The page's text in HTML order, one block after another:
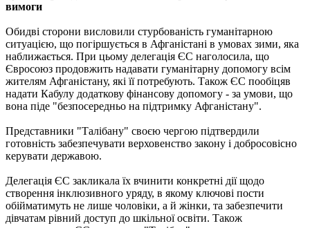
вимоги
Обидві сторони висловили стурбованість гуманітарною
ситуацією, що погіршується в Афганістані в умовах зими, яка
наближається. При цьому делегація ЄС наголосила, що
Євросоюз продовжить надавати гуманітарну допомогу всім
жителям Афганістану, які її потребують. Також ЄС пообіцяв
надати Кабулу додаткову фінансову допомогу - за умови, що
вона піде "безпосередньо на підтримку Афганістану".
Представники "Талібану" своєю чергою підтвердили
готовність забезпечувати верховенство закону і добросовісно
керувати державою.
Делегація ЄС закликала їх вчинити конкретні дії щодо
створення інклюзивного уряду, в якому ключові пости
обійматимуть не лише чоловіки, а й жінки, та забезпечити
дівчатам рівний доступ до шкільної освіти. Також